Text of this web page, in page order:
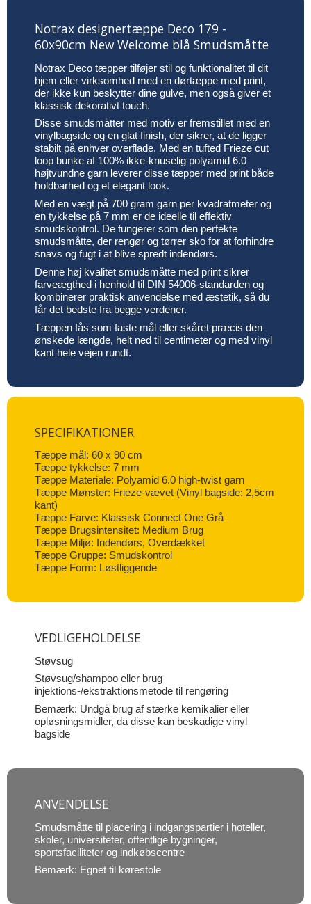
Notrax designertæppe Deco 179 -
60x90cm New Welcome blå Smudsmåtte
Notrax Deco tæpper tilføjer stil og funktionalitet til dit
hjem eller virksomhed med en dørtæppe med print,
der ikke kun beskytter dine gulve, men også giver et
klassisk dekorativt touch.
Disse smudsmåtter med motiv er fremstillet med en
vinylbagside og en glat finish, der sikrer, at de ligger
stabilt på enhver overflade. Med en tufted Frieze cut
loop bunke af 100% ikke-knuselig polyamid 6.0
højtvundne garn leverer disse tæpper med print både
holdbarhed og et elegant look.
Med en vægt på 700 gram garn per kvadratmeter og
en tykkelse på 7 mm er de ideelle til effektiv
smudskontrol. De fungerer som den perfekte
smudsmåtte, der rengør og tørrer sko for at forhindre
snavs og fugt i at blive spredt indendørs.
Denne høj kvalitet smudsmåtte med print sikrer
farveægthed i henhold til DIN 54006-standarden og
kombinerer praktisk anvendelse med æstetik, så du
får det bedste fra begge verdener.
Tæppen fås som faste mål eller skåret præcis den
ønskede længde, helt ned til centimeter og med vinyl
kant hele vejen rundt.
SPECIFIKATIONER
Tæppe mål: 60 x 90 cm
Tæppe tykkelse: 7 mm
Tæppe Materiale: Polyamid 6.0 high-twist garn
Tæppe Mønster: Frieze-vævet (Vinyl bagside: 2,5cm
kant)
Tæppe Farve: Klassisk Connect One Grå
Tæppe Brugsintensitet: Medium Brug
Tæppe Miljø: Indendørs, Overdækket
Tæppe Gruppe: Smudskontrol
Tæppe Form: Løstliggende
VEDLIGEHOLDELSE
Støvsug
Støvsug/shampoo eller brug
injektions-/ekstraktionsmetode til rengøring
Bemærk: Undgå brug af stærke kemikalier eller
opløsningsmidler, da disse kan beskadige vinyl
bagside
ANVENDELSE
Smudsmåtte til placering i indgangspartier i hoteller,
skoler, universiteter, offentlige bygninger,
sportsfaciliteter og indkøbscentre
Bemærk: Egnet til kørestole